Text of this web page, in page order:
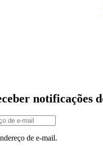
notificações
de e-mail.